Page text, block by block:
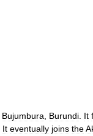
Bujumbura Burundi It
It eventually joins the